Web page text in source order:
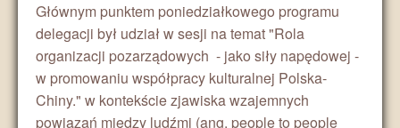
Głównym punktem poniedziałkowego programu
delegacji był udział w sesji na temat "Rola
organizacji pozarządowych - jako siły napędowej -
w promowaniu współpracy kulturalnej Polska-
Chiny." w kontekście zjawiska wzajemnych
powiązań między ludźmi (ang. people to people